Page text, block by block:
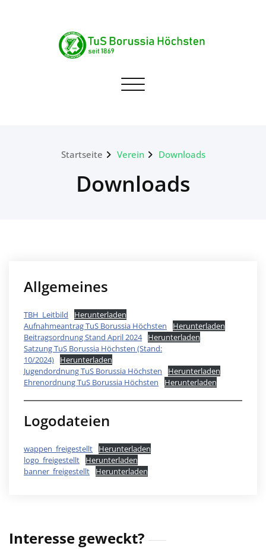
TuS Borussia Höchsten
Navigation umschalten
Startseite Verein Downloads
Downloads
Allgemeines
TBH_Leitbild
Herunterladen
Aufnahmeantrag TuS Borussia Höchsten
Herunterladen
Beitragsordnung Stand April 2024
Herunterladen
Satzung TuS Borussia Höchsten (Stand:
10/2024)
Herunterladen
Jugendordnung TuS Borussia Höchsten
Herunterladen
Ehrenordnung TuS Borussia Höchsten
Herunterladen
Logodateien
wappen_freigestellt
Herunterladen
logo_freigestellt
Herunterladen
banner_freigestellt
Herunterladen
Interesse geweckt?